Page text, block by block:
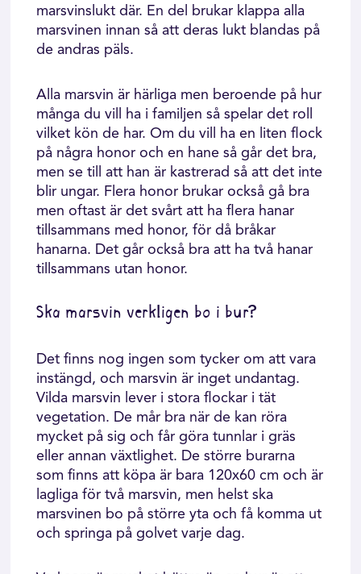
marsvinslukt där. En del brukar klappa alla
marsvinen innan så att deras lukt blandas på
de andras päls.
Alla marsvin är härliga men beroende på hur
många du vill ha i familjen så spelar det roll
vilket kön de har. Om du vill ha en liten flock
på några honor och en hane så går det bra,
men se till att han är kastrerad så att det inte
blir ungar. Flera honor brukar också gå bra
men oftast är det svårt att ha flera hanar
tillsammans med honor, för då bråkar
hanarna. Det går också bra att ha två hanar
tillsammans utan honor.
Ska marsvin verkligen bo i bur?
Det finns nog ingen som tycker om att vara
instängd, och marsvin är inget undantag.
Vilda marsvin lever i stora flockar i tät
vegetation. De mår bra när de kan röra
mycket på sig och får göra tunnlar i gräs
eller annan växtlighet. De större burarna
som finns att köpa är bara 120x60 cm och är
lagliga för två marsvin, men helst ska
marsvinen bo på större yta och få komma ut
och springa på golvet varje dag.